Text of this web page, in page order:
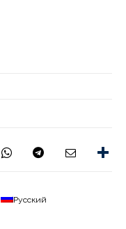
Русский